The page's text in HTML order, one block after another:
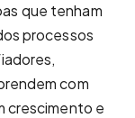
que tenham
processos
com
crescimento e